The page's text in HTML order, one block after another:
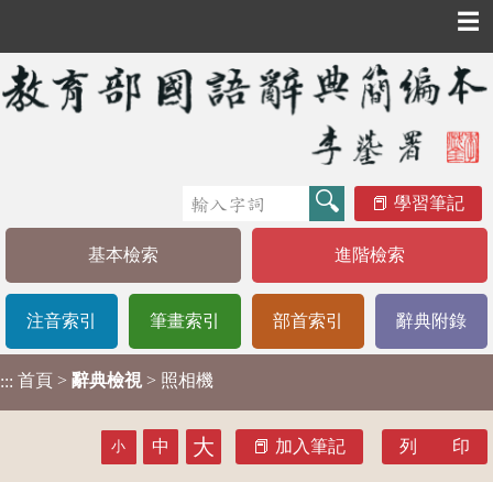
☰
學習筆記
基本檢索 進階檢索
注音索引 筆畫索引 部首索引 辭典附錄
::: 首頁 > 辭典檢視 > 照相機
小 中 大 加入筆記 列 印